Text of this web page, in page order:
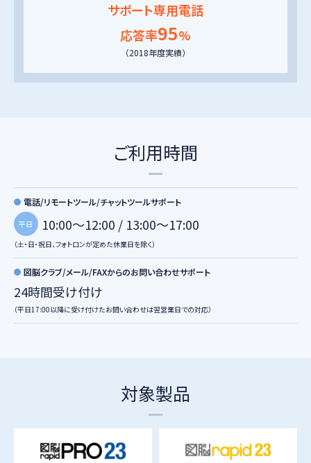
サポート専用電話
応答率95%
（2018年度実績）
ご利用時間
電話/リモートツール/チャットツールサポート
平日 10:00～12:00 / 13:00～17:00
（土・日・祝日、フォトロンが定めた休業日を除く）
図脳クラブ/メール/FAXからのお問い合わせサポート
24時間受け付け
（平日17:00以降に受け付けたお問い合わせは翌営業日での対応）
対象製品